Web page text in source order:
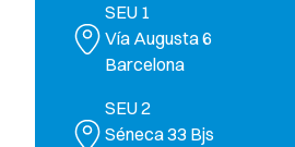
SEU 1
Vía Augusta 6
Barcelona
SEU 2
Séneca 33 Bjs